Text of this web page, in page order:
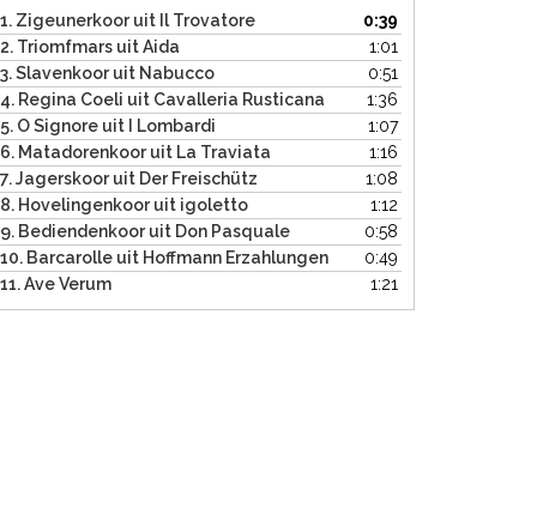
om
het
volume
te
verhogen
verlagen.
1. Zigeunerkoor uit Il Trovatore
0:39
2. Triomfmars uit Aida
1:01
3. Slavenkoor uit Nabucco
0:51
4. Regina Coeli uit Cavalleria Rusticana
1:36
5. O Signore uit I Lombardi
1:07
6. Matadorenkoor uit La Traviata
1:16
7. Jagerskoor uit Der Freischütz
1:08
8. Hovelingenkoor uit igoletto
1:12
9. Bediendenkoor uit Don Pasquale
0:58
10. Barcarolle uit Hoffmann Erzahlungen
0:49
11. Ave Verum
1:21